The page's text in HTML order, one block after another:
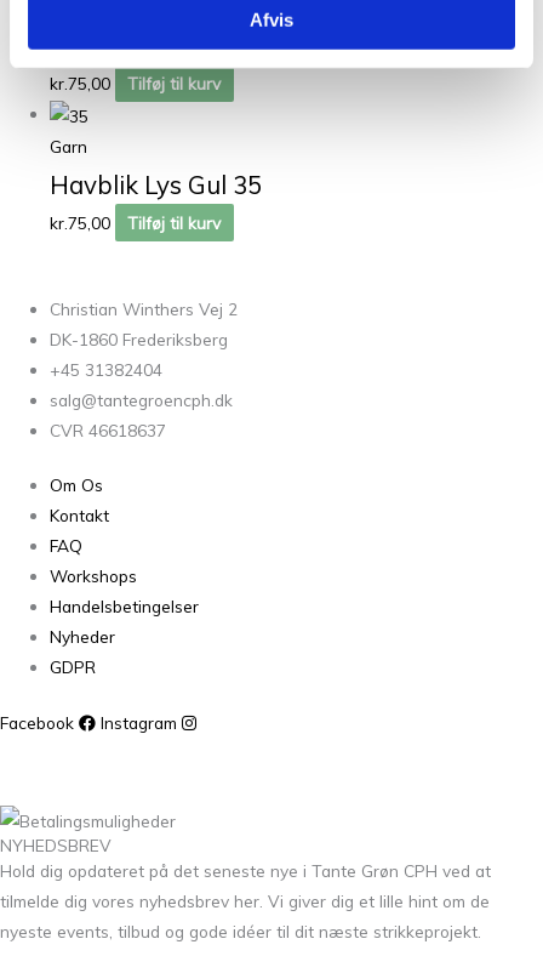
Afvis
Havblik Melon 05
kr.75,00 Tilføj til kurv
Garn
Havblik Lys Gul 35
kr.75,00 Tilføj til kurv
Christian Winthers Vej 2
DK-1860 Frederiksberg
+45 31382404
salg@tantegroencph.dk
CVR 46618637
Om Os
Kontakt
FAQ
Workshops
Handelsbetingelser
Nyheder
GDPR
Facebook Instagram
NYHEDSBREV
Hold dig opdateret på det seneste nye i Tante Grøn CPH ved at
tilmelde dig vores nyhedsbrev her. Vi giver dig et lille hint om de
nyeste events, tilbud og gode idéer til dit næste strikkeprojekt.